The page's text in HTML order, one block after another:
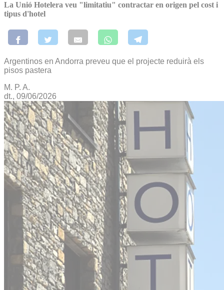
La Unió Hotelera veu "limitatiu" contractar en origen pel cost i
tipus d'hotel
Argentinos en Andorra preveu que el projecte reduirà els
pisos pastera
M. P. A.
dt., 09/06/2026